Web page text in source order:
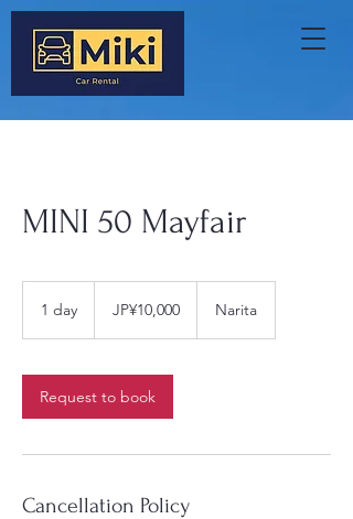
MINI 50 Mayfair
1 day
yenJP¥10,000 Narita
Request to book
Cancellation Policy